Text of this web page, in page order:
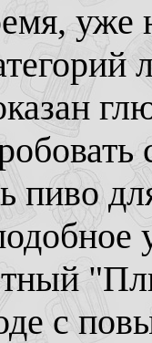
уже
пиво
с